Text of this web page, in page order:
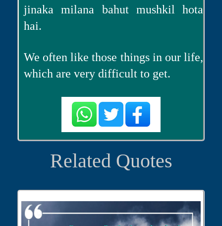
jinaka milana bahut mushkil hota
hai.
We often like those things in our life,
which are very difficult to get.
Related Quotes